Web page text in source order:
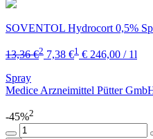
SOVENTOL Hydrocort 0,5%
13,36 €2 7,38 €1 € 246,00 / 1l
Spray
Medice Arzneimittel Pütter
-45%2